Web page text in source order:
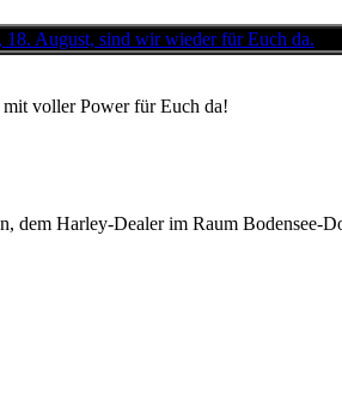
voller Power für Euch da!
Harley-Dealer im Raum Bodensee-